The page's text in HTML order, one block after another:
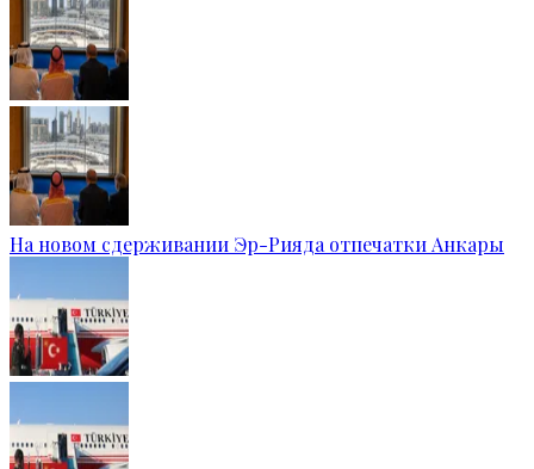
На новом сдерживании Эр-Рияда отпечатки Анкары